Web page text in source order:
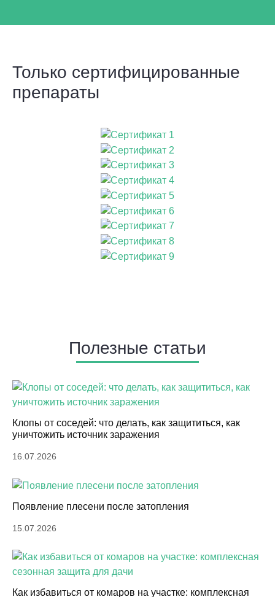
Только сертифицированные
препараты
Полезные статьи
Клопы от соседей: что делать, как защититься, как
уничтожить источник заражения
16.07.2026
Появление плесени после затопления
15.07.2026
Как избавиться от комаров на участке: комплексная